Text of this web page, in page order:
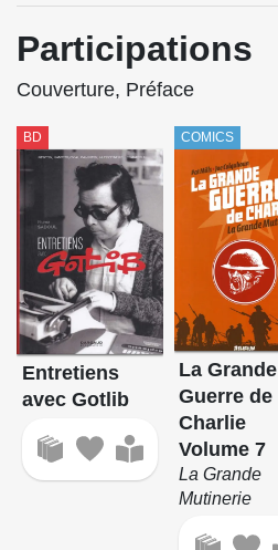
Participations
Couverture, Préface
BD
Entretiens
avec Gotlib
COMICS
La Grande
Guerre de
Charlie
Volume 7
La Grande
Mutinerie